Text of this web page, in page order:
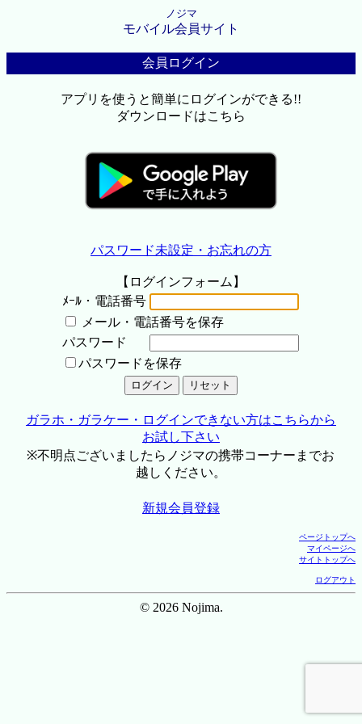
ノジマ
モバイル会員サイト
会員ログイン
アプリを使うと簡単にログインができる!!
ダウンロードはこちら
パスワード未設定・お忘れの方
【ログインフォーム】
ﾒｰﾙ・電話番号
メール・電話番号を保存
パスワード
パスワードを保存
ガラホ・ガラケー・ログインできない方はこちらから
お試し下さい
※不明点ございましたらノジマの携帯コーナーまでお
越しください。
新規会員登録
ページトップへ
マイページへ
サイトトップへ
ログアウト
© 2026 Nojima.